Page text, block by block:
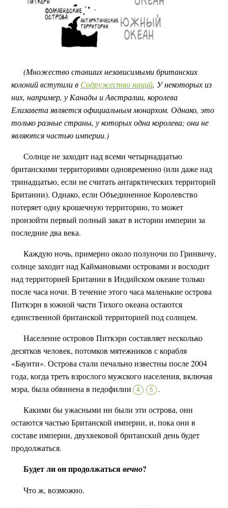
(Множество ставших независимыми британских
колоний вступили в Содружество наций. У некоторых из
них, например, у Канады и Австралии, королева
Елизавета является официальным монархом. Однако, это
только разные страны, у которых одна королева; они не
являются частью империи.)
Солнце не заходит над всеми четырнадцатью
британскими территориями одновременно (или даже над
тринадцатью, если не считать антарктических территорий
Британии). Однако, если Объединенное Королевство
потеряет одну крошечную территорию, то может
произойти первый полный закат в истории империи за
последние два века.
Каждую ночь, примерно около полуночи по Гринвичу,
солнце заходит над Каймановыми островами и восходит
над территорией Британии в Индийском океане только
после часа ночи. В течение этого часа маленькие острова
Питкэрн в южной части Тихого океана остаются
единственной британской территорией под солнцем.
Население островов Питкэрн составляет несколько
десятков человек, потомков мятежников с корабля
«Баунти». Острова стали печально известны после 2004
года, когда треть взрослого мужского населения, включая
мэра, была обвинена в педофилии
4 5
.
Какими бы ужасными ни были эти острова, они
остаются частью Британской империи, и, пока они в
составе империи, двухвековой британский день будет
продолжаться.
Будет ли он продолжатьсявечно?
Что ж, возможно.